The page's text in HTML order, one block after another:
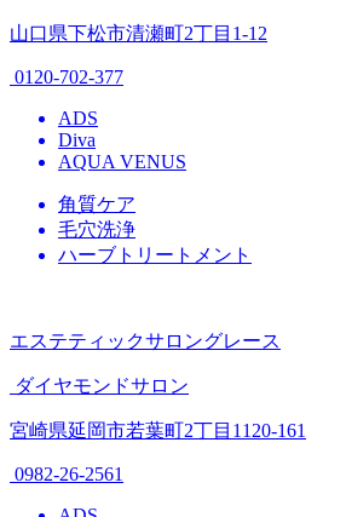
山口県下松市清瀬町2丁目1-12
0120-702-377
ADS
Diva
AQUA VENUS
角質ケア
毛穴洗浄
ハーブトリートメント
エステティックサロングレース
ダイヤモンドサロン
宮崎県延岡市若葉町2丁目1120-161
0982-26-2561